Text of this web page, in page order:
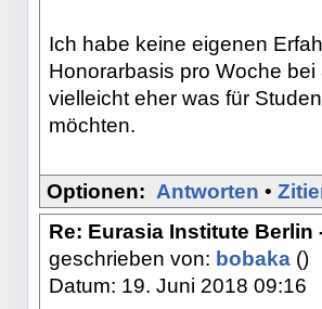
Ich habe keine eigenen
Honorarbasis pro Woche
vielleicht eher was für
möchten.
Optionen: Antworten •
Re: Eurasia Institute Berlin
geschrieben von: bobaka ()
Datum: 19. Juni 2018 09:16